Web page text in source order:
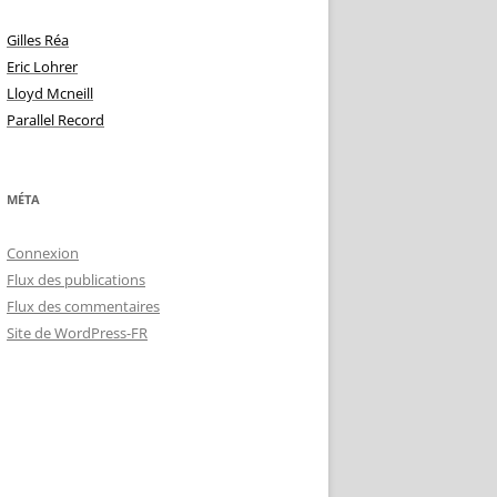
Gilles Réa
Eric Lohrer
Lloyd Mcneill
Parallel Record
MÉTA
Connexion
Flux des publications
Flux des commentaires
Site de WordPress-FR